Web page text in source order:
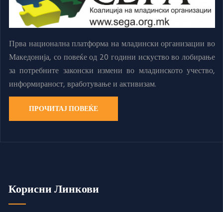
Прва национална платформа на младински организации во
Македонија, со повеќе од 20 години искуство во лобирање
за потребните законски измени во младинското учество,
информираност, вработување и активизам.
ПРОЧИТАЈ ПОВЕЌЕ
Корисни Линкови